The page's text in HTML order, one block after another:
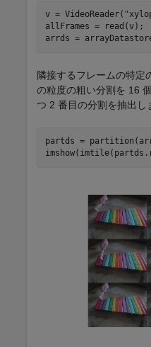
v = VideoReader(
allFrames = read(v);
arrds =
隣接するフレームの特定
の粒度の粗い分割を 16
つ 2 番目の分割を抽出し
partds =